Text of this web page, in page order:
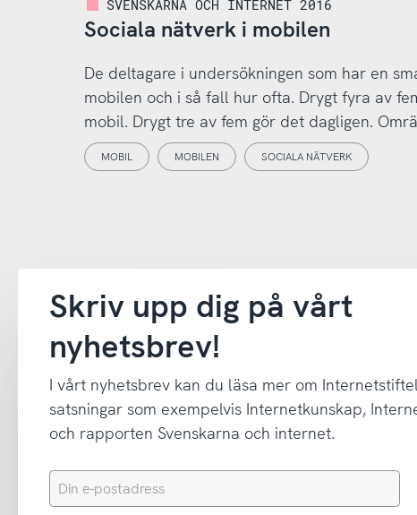
SVENSKARNA OCH INTERNET 2016
Sociala nätverk i mobilen
De deltagare i undersökningen som har en
mobilen och i så fall hur ofta. Drygt fyra av
mobil. Drygt tre av fem gör det dagligen.
MOBIL MOBILEN SOCIALA NÄTVERK
Skriv upp dig på vårt
nyhetsbrev!
I vårt nyhetsbrev kan du läsa mer om
satsningar som exempelvis Internetkunskap,
och rapporten Svenskarna och internet.
Din
e-